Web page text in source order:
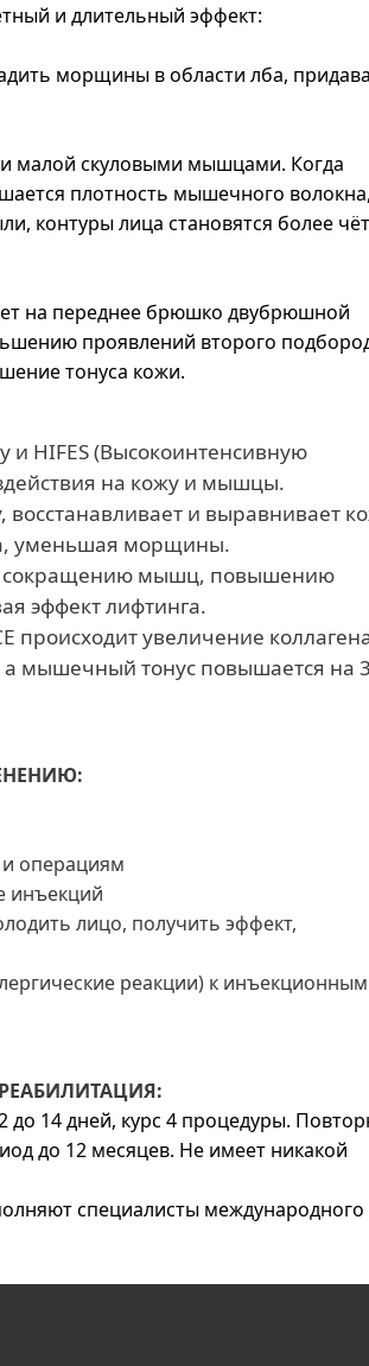
и длительный эффект:
морщины в области лба,
малой скуловыми мышцами. Когда
плотность мышечного
контуры лица становятся более
на переднее брюшко двубрюшной
проявлений второго
тонуса кожи.
и HIFES (Высокоинтенсивную
на кожу и мышцы.
и выравнивает
уменьшая морщины.
сокращению мышц, повышению
эффект лифтинга.
происходит увеличение
а мышечный тонус повышается на
операциям
инъекций
лицо, получить эффект,
реакции) к инъекционным
14 дней, курс 4 процедуры.
до 12 месяцев. Не имеет никакой
специалисты международного